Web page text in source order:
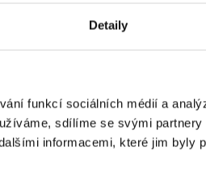
Detaily
funkcí sociálních médií a
sdílíme se svými
informacemi, které jim byly
recenzi mohou vkládat pouze